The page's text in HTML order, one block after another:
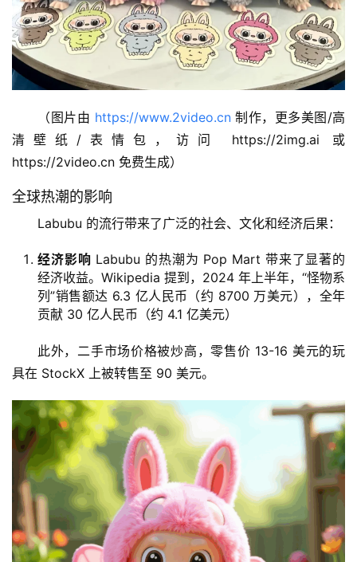
化
绘
梦
逆
熵
绘
梦
（图片由 https://www.2video.cn 制作，更多美图/高
清壁纸/表情包，访问 https://2img.ai 或
https://2video.cn 免费生成）
全球热潮的影响
Labubu 的流行带来了广泛的社会、文化和经济后果：
经济影响 Labubu 的热潮为 Pop Mart 带来了显著的
经济收益。Wikipedia 提到，2024 年上半年，“怪物系
列”销售额达 6.3 亿人民币（约 8700 万美元），全年
贡献 30 亿人民币（约 4.1 亿美元）
此外，二手市场价格被炒高，零售价 13-16 美元的玩
具在 StockX 上被转售至 90 美元。